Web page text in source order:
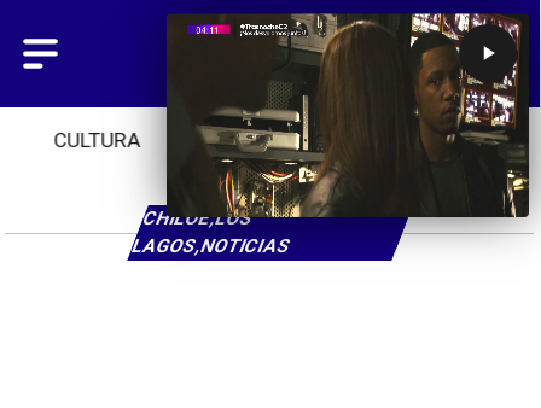
CULTURA TENDENCIAS INICIO
CHILOÉ,LOS
LAGOS,NOTICIAS